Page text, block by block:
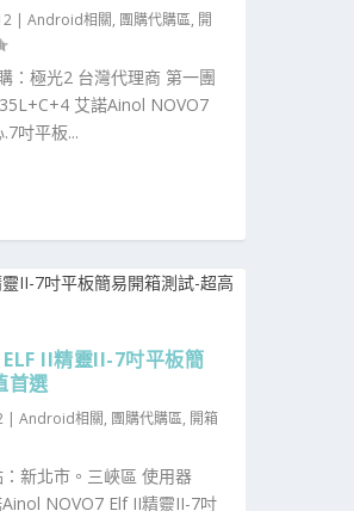
|Android相關, 團購代購區, 開
：極光2 台灣代理商 第一團
艾諾Ainol NOVO7
吋平板...
II精靈II-7吋平板簡
首選
|Android相關, 團購代購區, 開箱
新北市。三峽區 使用器
NOVO7 Elf II精靈II-7吋